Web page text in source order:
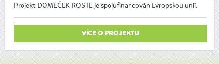
Projekt DOMEČEK ROSTE je spolufinancován Evropskou unií.
VÍCE O PROJEKTU